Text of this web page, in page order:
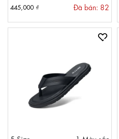
445,000 ₫ Đã bán: 82